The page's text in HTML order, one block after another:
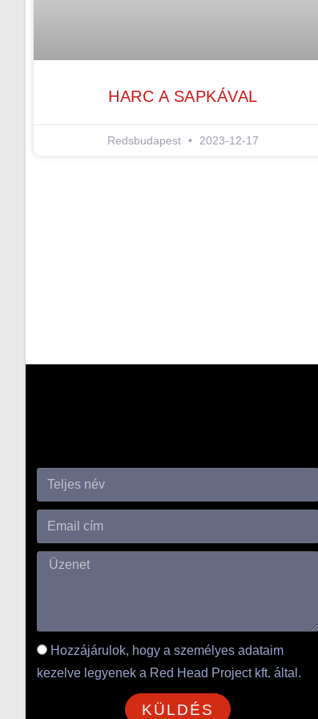
HARC A SAPKÁVAL
Redsbudapest 2023-12-17
Hozzájárulok, hogy a személyes adataim
kezelve legyenek a Red Head Project kft. által.
KÜLDÉS